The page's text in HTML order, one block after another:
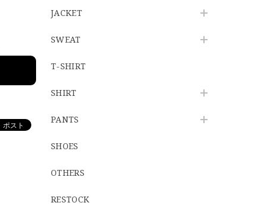
JACKET
SWEAT
T-SHIRT
SHIRT
PANTS
SHOES
OTHERS
RESTOCK